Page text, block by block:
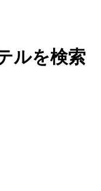
ルを検索